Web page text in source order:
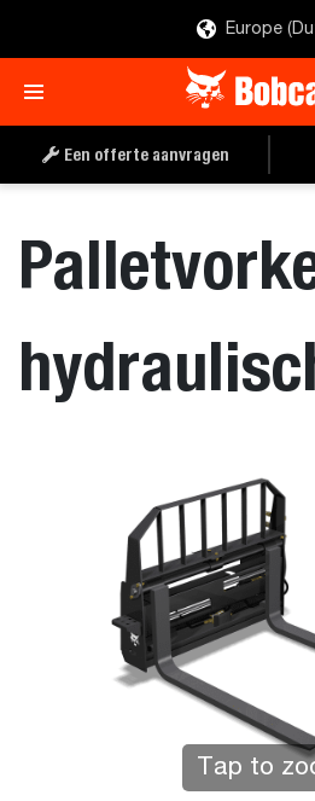
Europe
Een offerte aanvragen
Tap to
OFFERTE AANVRAGEN